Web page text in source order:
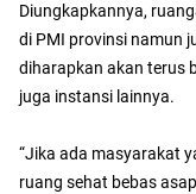
Diungkapkannya,
di PMI provinsi namun
diharapkan akan terus
juga instansi lainnya.
“Jika ada masyarakat
ruang sehat bebas